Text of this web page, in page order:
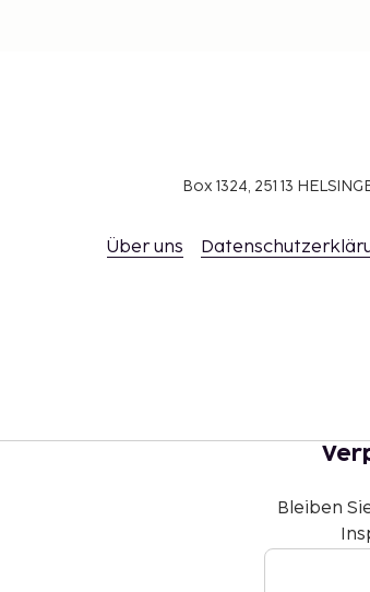
Box 1324, 251 13
Über uns
Bleiben